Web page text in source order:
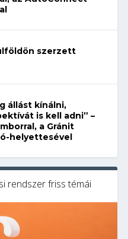
szerzett
állást kínálni,
is kell adni” –
a Gránit
helyettesével
rendszer friss témái